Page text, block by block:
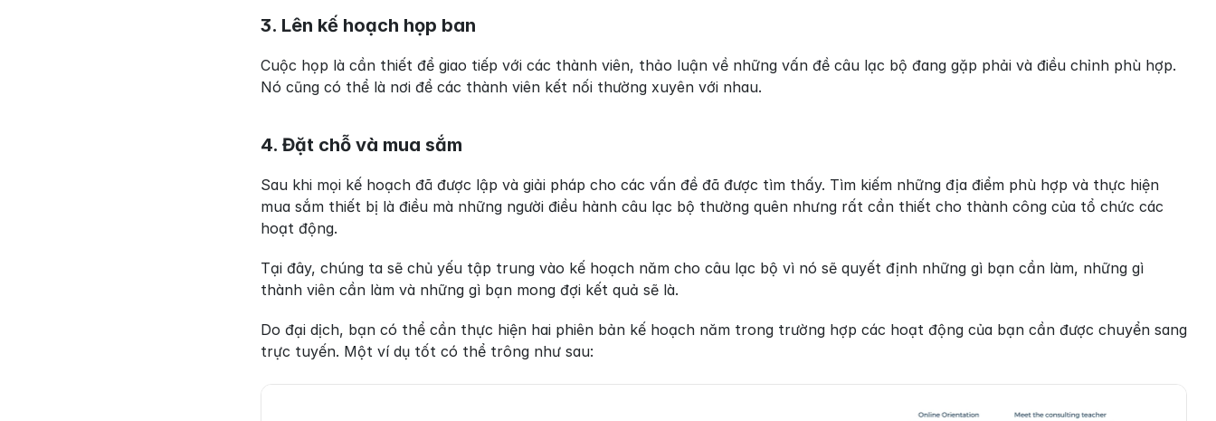
3. Lên kế hoạch họp ban
Cuộc họp là cần thiết để giao tiếp với các thành viên, thảo luận về những vấn đề câu lạc bộ đang gặp phải và điều chỉnh phù hợp.
Nó cũng có thể là nơi để các thành viên kết nối thường xuyên với nhau.
4. Đặt chỗ và mua sắm
Sau khi mọi kế hoạch đã được lập và giải pháp cho các vấn đề đã được tìm thấy. Tìm kiếm những địa điểm phù hợp và thực hiện
mua sắm thiết bị là điều mà những người điều hành câu lạc bộ thường quên nhưng rất cần thiết cho thành công của tổ chức các
hoạt động.
Tại đây, chúng ta sẽ chủ yếu tập trung vào kế hoạch năm cho câu lạc bộ vì nó sẽ quyết định những gì bạn cần làm, những gì
thành viên cần làm và những gì bạn mong đợi kết quả sẽ là.
Do đại dịch, bạn có thể cần thực hiện hai phiên bản kế hoạch năm trong trường hợp các hoạt động của bạn cần được chuyển sang
trực tuyến. Một ví dụ tốt có thể trông như sau: